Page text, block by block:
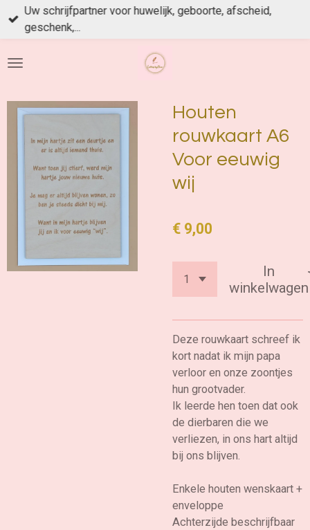
Ga
direct
de
Uw schrijfpartner voor huwelijk, geboorte, afscheid,
geschenk,...
Houten
rouwkaart A6
Voor eeuwig
wij
€ 9,00
In
winkelwagen
Deze rouwkaart schreef ik
kort nadat ik mijn papa
verloor en onze zoontjes
hun grootvader.
Ik leerde hen toen dat ook
de dierbaren die we
verliezen, in ons hart altijd
bij ons blijven.
Enkele houten wenskaart +
enveloppe
Achterzijde beschrijfbaar